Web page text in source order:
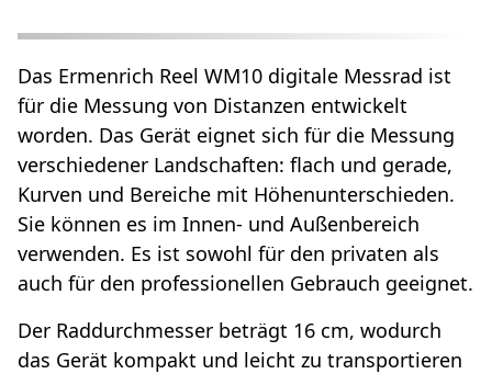
Das Ermenrich Reel WM10 digitale Messrad ist
für die Messung von Distanzen entwickelt
worden. Das Gerät eignet sich für die Messung
verschiedener Landschaften: flach und gerade,
Kurven und Bereiche mit Höhenunterschieden.
Sie können es im Innen- und Außenbereich
verwenden. Es ist sowohl für den privaten als
auch für den professionellen Gebrauch geeignet.
Der Raddurchmesser beträgt 16 cm, wodurch
das Gerät kompakt und leicht zu transportieren